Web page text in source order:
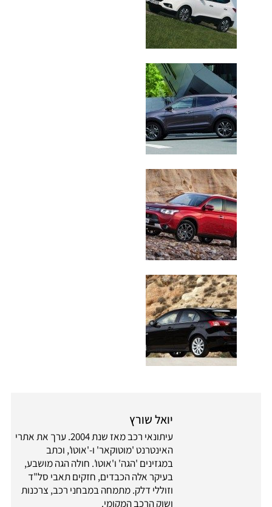
יואל שורץ
עיתונאי רכב מאז שנת 2004. ערך את אתרי
האינטרנט 'מוטוקאר' ו-'אוטו', וכתב
במגזינים 'הגה' ו'אוטו'. חולה הגה מושבע,
בעיקר אלה הכבדים, חזקים תאבי סל"ד
וזוללי דלק. מתמחה במבחני רכב, צרכנות
ושוק הרכב המקומי.